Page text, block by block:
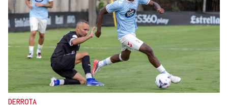
DERROTA